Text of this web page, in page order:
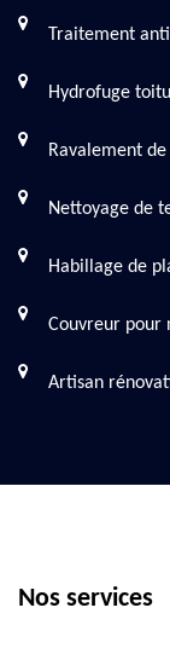
Traitement
Hydrofuge
Ravalement
Nettoyage de
Habillage de
Couvreur pour
Artisan
Nos services